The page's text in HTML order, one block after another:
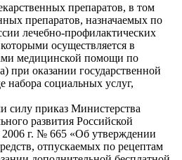
препаратов, в том
препаратов, назначаемых по
лечебно-профилактических
осуществляется в
медицинской помощи по
при оказании государственной
социальных услуг,
силу приказ Министерства
развития Российской
2006 г. № 665 «Об утверждении
отпускаемых по рецептам